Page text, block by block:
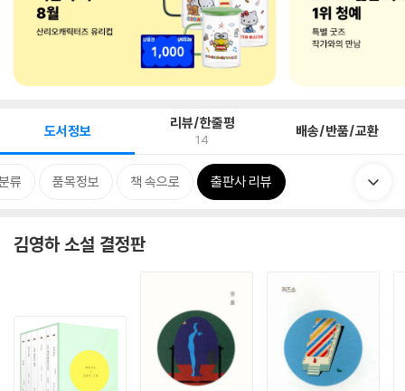
도서정보 리뷰/한줄평
14 배송/반품/교환
류 품목정보 책 속으로 출판사 리뷰
김영하 소설 결정판